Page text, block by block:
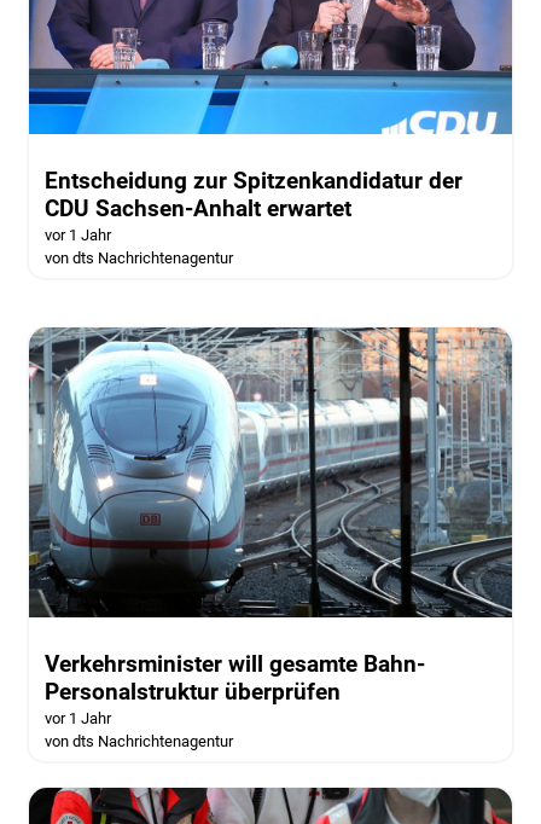
Entscheidung zur Spitzenkandidatur der
CDU Sachsen-Anhalt erwartet
vor 1 Jahr
von dts Nachrichtenagentur
Verkehrsminister will gesamte Bahn-
Personalstruktur überprüfen
vor 1 Jahr
von dts Nachrichtenagentur